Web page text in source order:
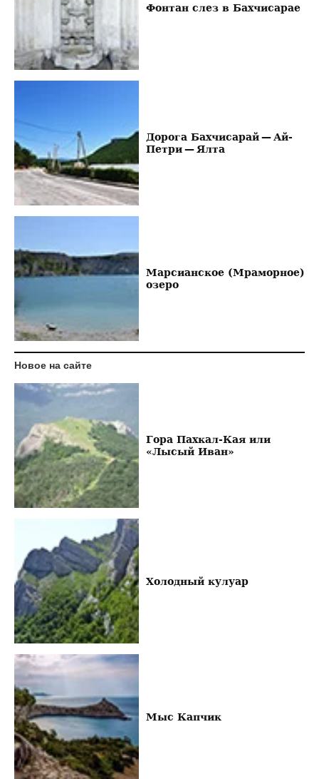
Фонтан слез в Бахчисарае
Дорога Бахчисарай — Ай-
Петри — Ялта
Марсианское (Мраморное)
озеро
Новое на сайте
Гора Пахкал-Кая или
«Лысый Иван»
Холодный кулуар
Мыс Капчик